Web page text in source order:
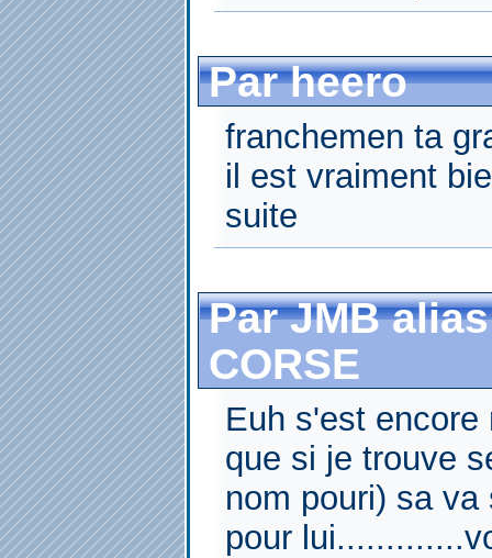
Par heero
franchemen ta
il est vraiment
suite
Par JMB
CORSE
Euh s'est
que si je trouve
nom pouri) sa
pour